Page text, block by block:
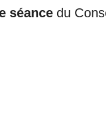
séance du